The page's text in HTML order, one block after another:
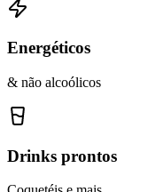
Energéticos
& não alcoólicos
Drinks prontos